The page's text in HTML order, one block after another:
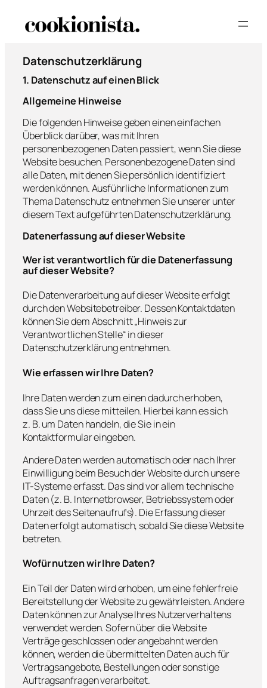
Inhalt
Datenschutz­erklärung
1. Datenschutz auf einen Blick
Allgemeine Hinweise
Die folgenden Hinweise geben einen einfachen
Überblick darüber, was mit Ihren
personenbezogenen Daten passiert, wenn Sie diese
Website besuchen. Personenbezogene Daten sind
alle Daten, mit denen Sie persönlich identifiziert
werden können. Ausführliche Informationen zum
Thema Datenschutz entnehmen Sie unserer unter
diesem Text aufgeführten Datenschutzerklärung.
Datenerfassung auf dieser Website
Wer ist verantwortlich für die Datenerfassung
auf dieser Website?
Die Datenverarbeitung auf dieser Website erfolgt
durch den Websitebetreiber. Dessen Kontaktdaten
können Sie dem Abschnitt „Hinweis zur
Verantwortlichen Stelle“ in dieser
Datenschutzerklärung entnehmen.
Wie erfassen wir Ihre Daten?
Ihre Daten werden zum einen dadurch erhoben,
dass Sie uns diese mitteilen. Hierbei kann es sich
z. B. um Daten handeln, die Sie in ein
Kontaktformular eingeben.
Andere Daten werden automatisch oder nach Ihrer
Einwilligung beim Besuch der Website durch unsere
IT-Systeme erfasst. Das sind vor allem technische
Daten (z. B. Internetbrowser, Betriebssystem oder
Uhrzeit des Seitenaufrufs). Die Erfassung dieser
Daten erfolgt automatisch, sobald Sie diese Website
betreten.
Wofür nutzen wir Ihre Daten?
Ein Teil der Daten wird erhoben, um eine fehlerfreie
Bereitstellung der Website zu gewährleisten. Andere
Daten können zur Analyse Ihres Nutzerverhaltens
verwendet werden. Sofern über die Website
Verträge geschlossen oder angebahnt werden
können, werden die übermittelten Daten auch für
Vertragsangebote, Bestellungen oder sonstige
Auftragsanfragen verarbeitet.